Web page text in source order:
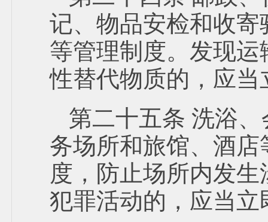
记、物品安检和收
等管理制度。发现
性替代物质的，应
第二十五条 洗浴
务场所和旅馆、酒
度，防止场所内发
犯罪活动的，应当